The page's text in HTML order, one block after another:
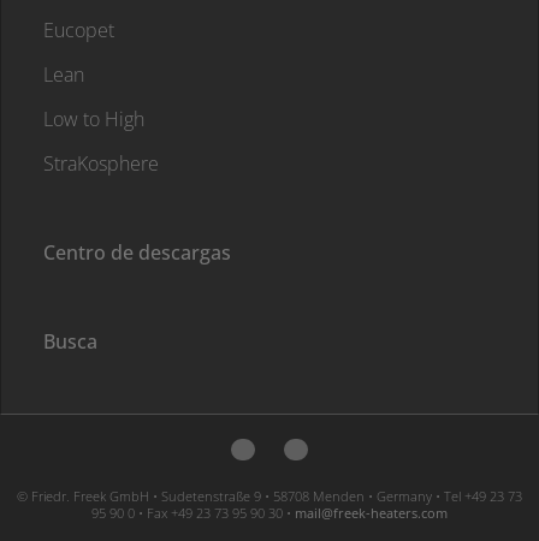
Eucopet
Lean
Low to High
StraKosphere
Centro de descargas
Busca
© Friedr. Freek GmbH • Sudetenstraße 9 • 58708 Menden • Germany • Tel +49 23 73
95 90 0 • Fax +49 23 73 95 90 30 • moc.sretaeh-keerf@liam